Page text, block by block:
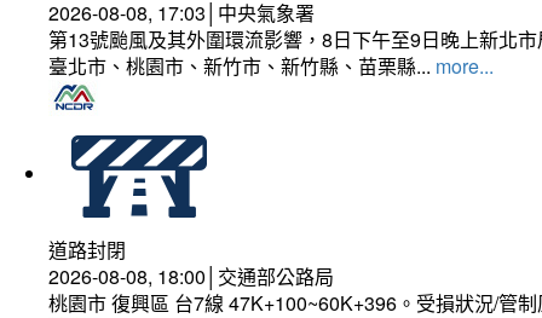
2026-08-08, 17:03│中央氣象署
第13號颱風及其外圍環流影響，8日下午至9日晚上新北
臺北市、桃園市、新竹市、新竹縣、苗栗縣... more...
道路封閉
2026-08-08, 18:00│交通部公路局
桃園市 復興區 台7線 47K+100~60K+396。受損狀況/管